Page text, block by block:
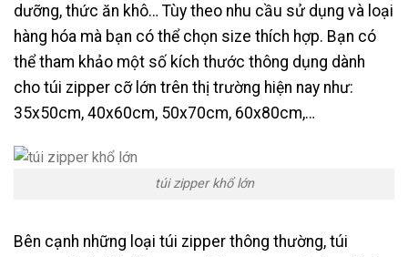
dưỡng, thức ăn khô… Tùy theo nhu cầu sử dụng và loại
hàng hóa mà bạn có thể chọn size thích hợp. Bạn có
thể tham khảo một số kích thước thông dụng dành
cho túi zipper cỡ lớn trên thị trường hiện nay như:
35x50cm, 40x60cm, 50x70cm, 60x80cm,…
túi zipper khổ lớn
Bên cạnh những loại túi zipper thông thường, túi